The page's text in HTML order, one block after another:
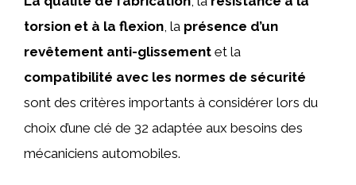
torsion et à la flexion, la présence d’un
revêtement anti-glissement et la
compatibilité avec les normes de sécurité
sont des critères importants à considérer lors du
choix d’une clé de 32 adaptée aux besoins des
mécaniciens automobiles.